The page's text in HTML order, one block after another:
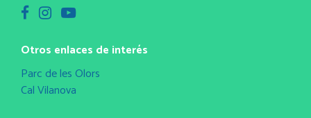
Otros enlaces de interés
Parc de les Olors
Cal Vilanova